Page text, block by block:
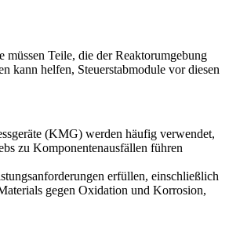
Teile, die der Reaktorumgebung
kann helfen, Steuerstabmodule vor diesen
(KMG) werden häufig verwendet,
zu Komponentenausfällen führen
erfüllen, einschließlich
gegen Oxidation und Korrosion,